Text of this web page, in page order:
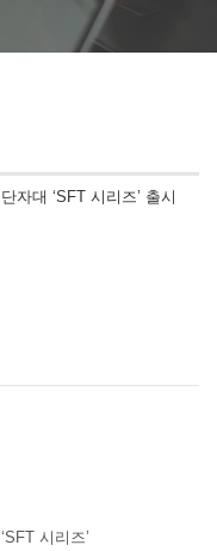
자대 ‘SFT 시리즈’ 출시
시리즈’